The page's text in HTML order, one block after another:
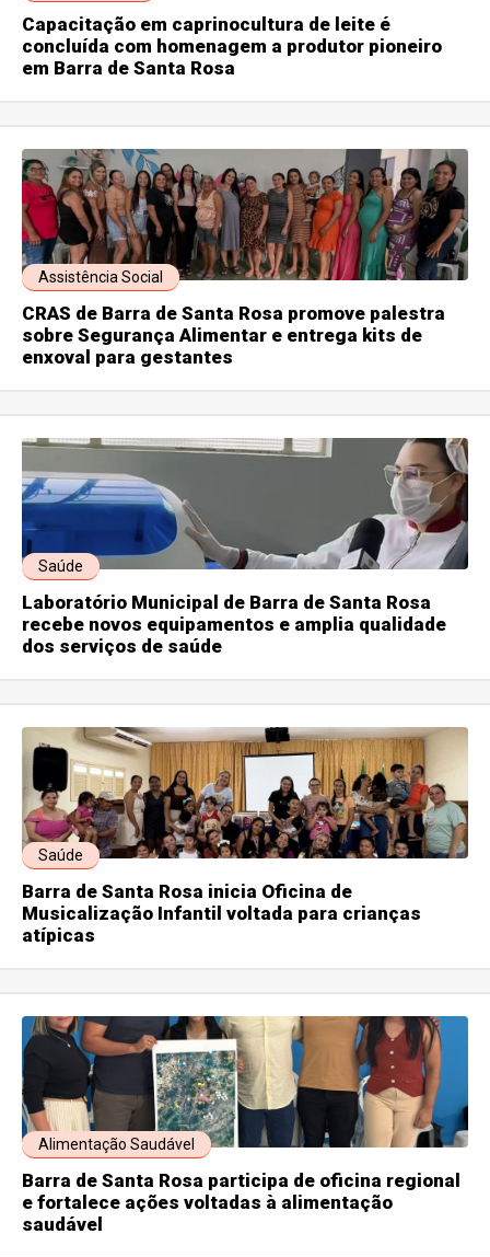
Capacitação em caprinocultura de leite é
concluída com homenagem a produtor pioneiro
em Barra de Santa Rosa
Assistência Social
CRAS de Barra de Santa Rosa promove palestra
sobre Segurança Alimentar e entrega kits de
enxoval para gestantes
Saúde
Laboratório Municipal de Barra de Santa Rosa
recebe novos equipamentos e amplia qualidade
dos serviços de saúde
Saúde
Barra de Santa Rosa inicia Oficina de
Musicalização Infantil voltada para crianças
atípicas
Alimentação Saudável
Barra de Santa Rosa participa de oficina regional
e fortalece ações voltadas à alimentação
saudável